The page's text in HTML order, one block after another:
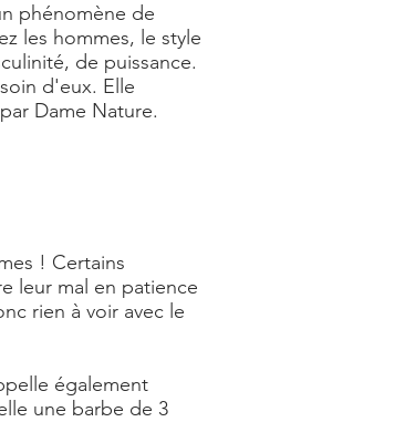
phénomène de
les hommes, le style
de puissance.
d'eux. Elle
Dame Nature.
! Certains
leur mal en patience
rien à voir avec le
également
une barbe de 3